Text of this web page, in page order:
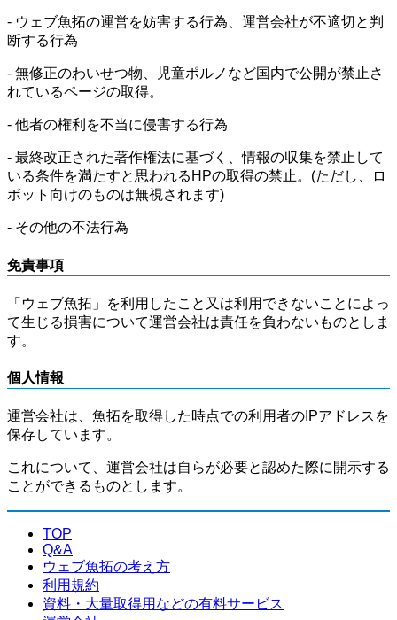
- ウェブ魚拓の運営を妨害する行為、運営会社が不適切と判
断する行為
- 無修正のわいせつ物、児童ポルノなど国内で公開が禁止さ
れているページの取得。
- 他者の権利を不当に侵害する行為
- 最終改正された著作権法に基づく、情報の収集を禁止して
いる条件を満たすと思われるHPの取得の禁止。(ただし、ロ
ボット向けのものは無視されます)
- その他の不法行為
免責事項
「ウェブ魚拓」を利用したこと又は利用できないことによっ
て生じる損害について運営会社は責任を負わないものとしま
す。
個人情報
運営会社は、魚拓を取得した時点での利用者のIPアドレスを
保存しています。
これについて、運営会社は自らが必要と認めた際に開示する
ことができるものとします。
TOP
Q&A
ウェブ魚拓の考え方
利用規約
資料・大量取得用などの有料サービス